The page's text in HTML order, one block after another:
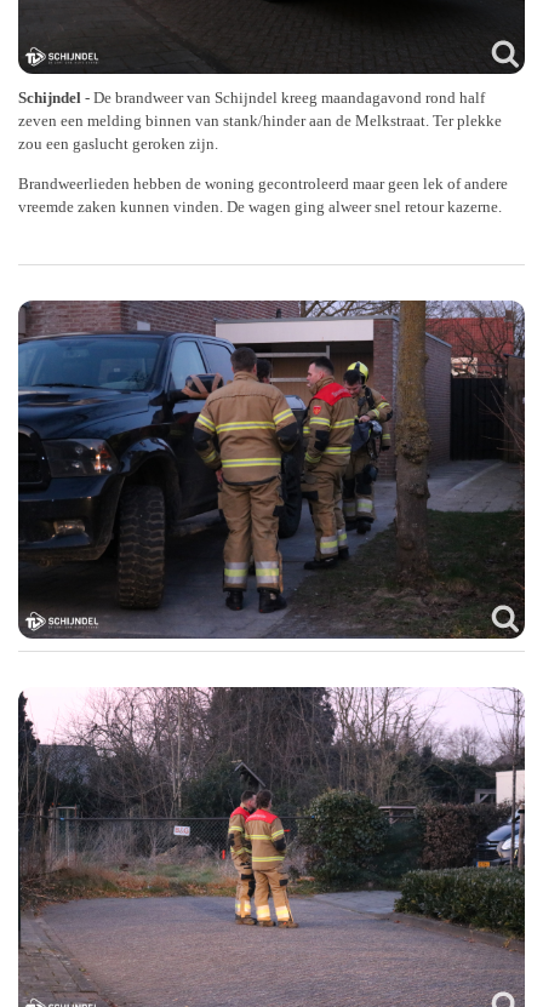
Schijndel - De brandweer van Schijndel kreeg maandagavond rond half
zeven een melding binnen van stank/hinder aan de Melkstraat. Ter plekke
zou een gaslucht geroken zijn.
Brandweerlieden hebben de woning gecontroleerd maar geen lek of andere
vreemde zaken kunnen vinden. De wagen ging alweer snel retour kazerne.